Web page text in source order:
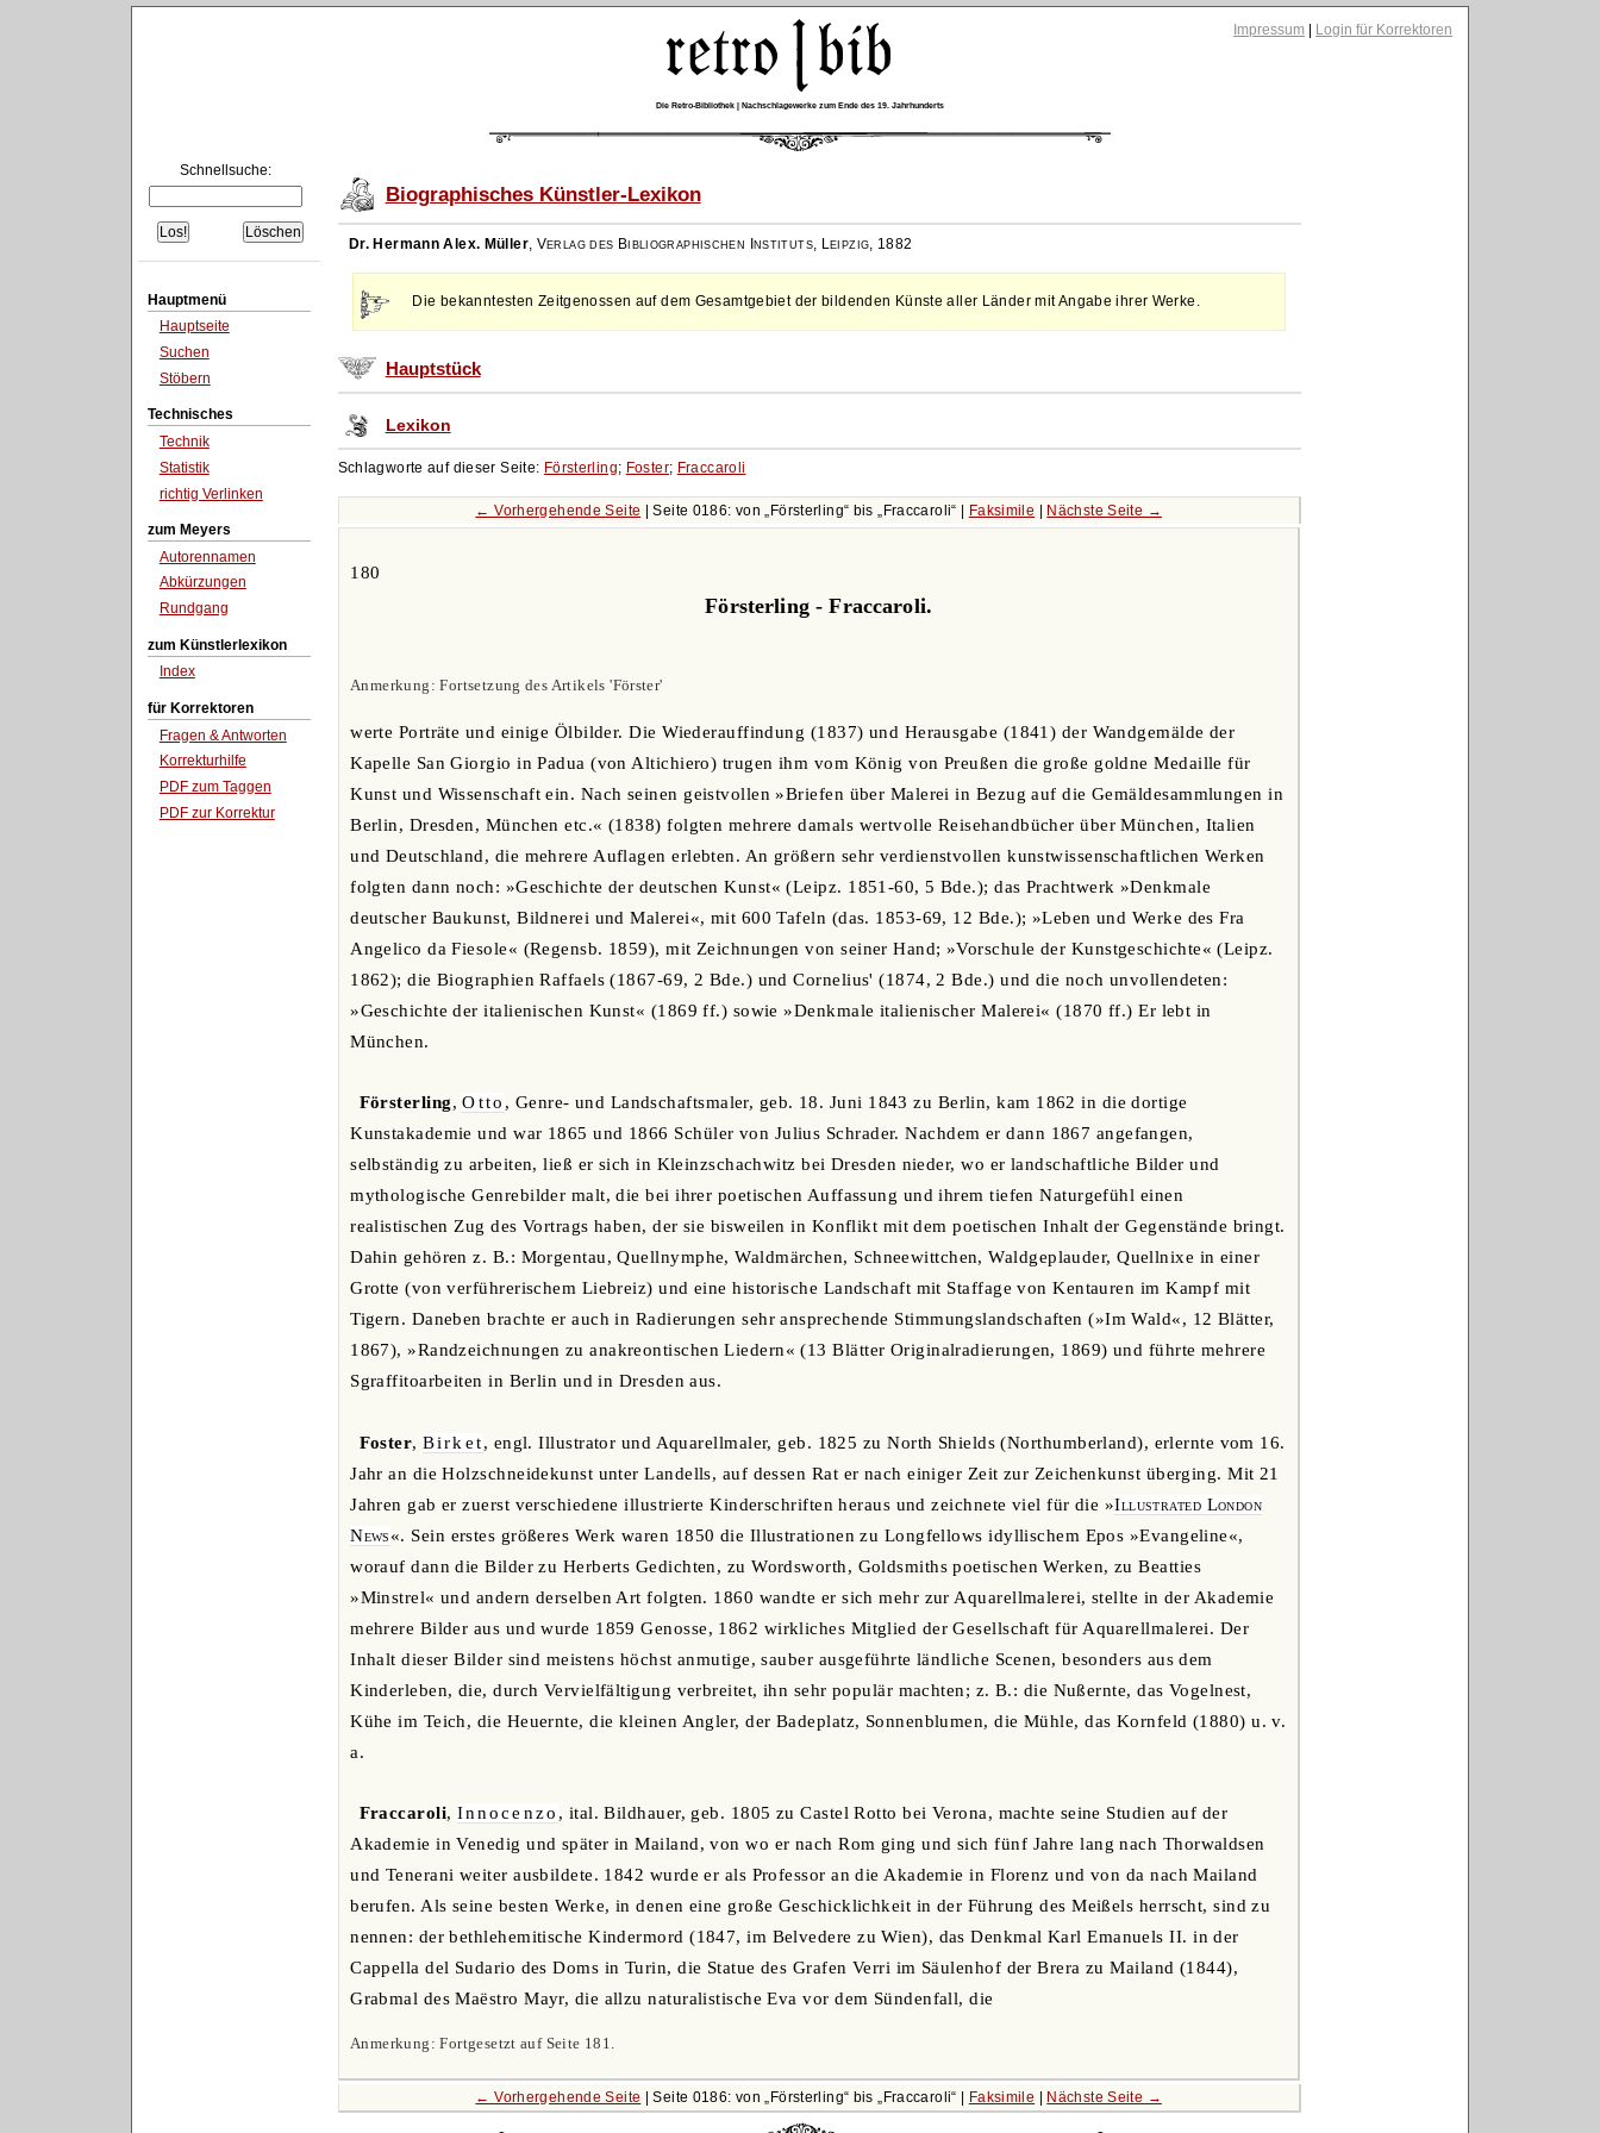
Impressum Login für Korrektoren
Die Retro-Bibliothek | Nachschlagewerke zum Ende des 19. Jahrhunderts
Schnellsuche:
Hauptmenü
Hauptseite
Suchen
Stöbern
Technisches
Technik
Statistik
richtig Verlinken
zum Meyers
Autorennamen
Abkürzungen
Rundgang
zum Künstlerlexikon
Index
für Korrektoren
Fragen & Antworten
Korrekturhilfe
PDF zum Taggen
PDF zur Korrektur
Biographisches Künstler-Lexikon
Dr. Hermann Alex. Müller, Verlag des Bibliographischen Instituts, Leipzig, 1882
Die bekanntesten Zeitgenossen auf dem Gesamtgebiet der bildenden Künste aller Länder mit Angabe ihrer Werke.
Hauptstück
Lexikon
Schlagworte auf dieser Seite: Försterling; Foster; Fraccaroli
← Vorhergehende Seite | Seite 0186: von Försterling bis Fraccaroli | Faksimile | Nächste Seite →
180
Försterling - Fraccaroli.
Anmerkung: Fortsetzung des Artikels 'Förster'
werte Porträte und einige Ölbilder. Die Wiederauffindung (1837) und Herausgabe (1841) der Wandgemälde der
Kapelle San Giorgio in Padua (von Altichiero) trugen ihm vom König von Preußen die große goldne Medaille für
Kunst und Wissenschaft ein. Nach seinen geistvollen »Briefen über Malerei in Bezug auf die Gemäldesammlungen in
Berlin, Dresden, München etc.« (1838) folgten mehrere damals wertvolle Reisehandbücher über München, Italien
und Deutschland, die mehrere Auflagen erlebten. An größern sehr verdienstvollen kunstwissenschaftlichen Werken
folgten dann noch: »Geschichte der deutschen Kunst« (Leipz. 1851-60, 5 Bde.); das Prachtwerk »Denkmale
deutscher Baukunst, Bildnerei und Malerei«, mit 600 Tafeln (das. 1853-69, 12 Bde.); »Leben und Werke des Fra
Angelico da Fiesole« (Regensb. 1859), mit Zeichnungen von seiner Hand; »Vorschule der Kunstgeschichte« (Leipz.
1862); die Biographien Raffaels (1867-69, 2 Bde.) und Cornelius' (1874, 2 Bde.) und die noch unvollendeten:
»Geschichte der italienischen Kunst« (1869 ff.) sowie »Denkmale italienischer Malerei« (1870 ff.) Er lebt in
München.
Försterling,Otto , Genre- und Landschaftsmaler, geb. 18. Juni 1843 zu Berlin, kam 1862 in die dortige
Kunstakademie und war 1865 und 1866 Schüler von Julius Schrader. Nachdem er dann 1867 angefangen,
selbständig zu arbeiten, ließ er sich in Kleinzschachwitz bei Dresden nieder, wo er landschaftliche Bilder und
mythologische Genrebilder malt, die bei ihrer poetischen Auffassung und ihrem tiefen Naturgefühl einen
realistischen Zug des Vortrags haben, der sie bisweilen in Konflikt mit dem poetischen Inhalt der Gegenstände bringt.
Dahin gehören z. B.: Morgentau, Quellnymphe, Waldmärchen, Schneewittchen, Waldgeplauder, Quellnixe in einer
Grotte (von verführerischem Liebreiz) und eine historische Landschaft mit Staffage von Kentauren im Kampf mit
Tigern. Daneben brachte er auch in Radierungen sehr ansprechende Stimmungslandschaften (»Im Wald«, 12 Blätter,
1867), »Randzeichnungen zu anakreontischen Liedern« (13 Blätter Originalradierungen, 1869) und führte mehrere
Sgraffitoarbeiten in Berlin und in Dresden aus.
Foster,Birket, engl. Illustrator und Aquarellmaler, geb. 1825 zu North Shields (Northumberland), erlernte vom 16.
Jahr an die Holzschneidekunst unter Landells, auf dessen Rat er nach einiger Zeit zur Zeichenkunst überging. Mit 21
Jahren gab er zuerst verschiedene illustrierte Kinderschriften heraus und zeichnete viel für die »Illustrated London
News«. Sein erstes größeres Werk waren 1850 die Illustrationen zu Longfellows idyllischem Epos »Evangeline«,
worauf dann die Bilder zu Herberts Gedichten, zu Wordsworth, Goldsmiths poetischen Werken, zu Beatties
»Minstrel« und andern derselben Art folgten. 1860 wandte er sich mehr zur Aquarellmalerei, stellte in der Akademie
mehrere Bilder aus und wurde 1859 Genosse, 1862 wirkliches Mitglied der Gesellschaft für Aquarellmalerei. Der
Inhalt dieser Bilder sind meistens höchst anmutige, sauber ausgeführte ländliche Scenen, besonders aus dem
Kinderleben, die, durch Vervielfältigung verbreitet, ihn sehr populär machten; z. B.: die Nußernte, das Vogelnest,
Kühe im Teich, die Heuernte, die kleinen Angler, der Badeplatz, Sonnenblumen, die Mühle, das Kornfeld (1880) u. v.
a.
Fraccaroli, Innocenzo , ital. Bildhauer, geb. 1805 zu Castel Rotto bei Verona, machte seine Studien auf der
Akademie in Venedig und später in Mailand, von wo er nach Rom ging und sich fünf Jahre lang nach Thorwaldsen
und Tenerani weiter ausbildete. 1842 wurde er als Professor an die Akademie in Florenz und von da nach Mailand
berufen. Als seine besten Werke, in denen eine große Geschicklichkeit in der Führung des Meißels herrscht, sind zu
nennen: der bethlehemitische Kindermord (1847, im Belvedere zu Wien), das Denkmal Karl Emanuels II. in der
Cappella del Sudario des Doms in Turin, die Statue des Grafen Verri im Säulenhof der Brera zu Mailand (1844),
Grabmal des Maëstro Mayr, die allzu naturalistische Eva vor dem Sündenfall, die
Anmerkung: Fortgesetzt auf Seite 181.
← Vorhergehende Seite | Seite 0186: von Försterling bis Fraccaroli Faksimile Nächste Seite →